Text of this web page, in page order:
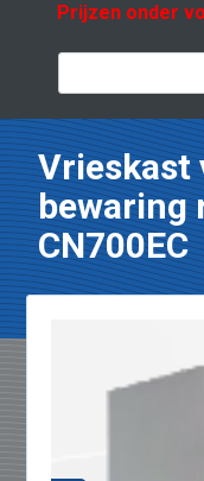
Prijzen onder
Vrieskast
bewaring
CN700EC